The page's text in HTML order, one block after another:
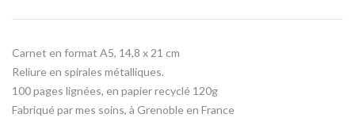
Carnet en format A5, 14,8 x 21 cm
Reliure en spirales métalliques.
100 pages lignées, en papier recyclé 120g
Fabriqué par mes soins, à Grenoble en France